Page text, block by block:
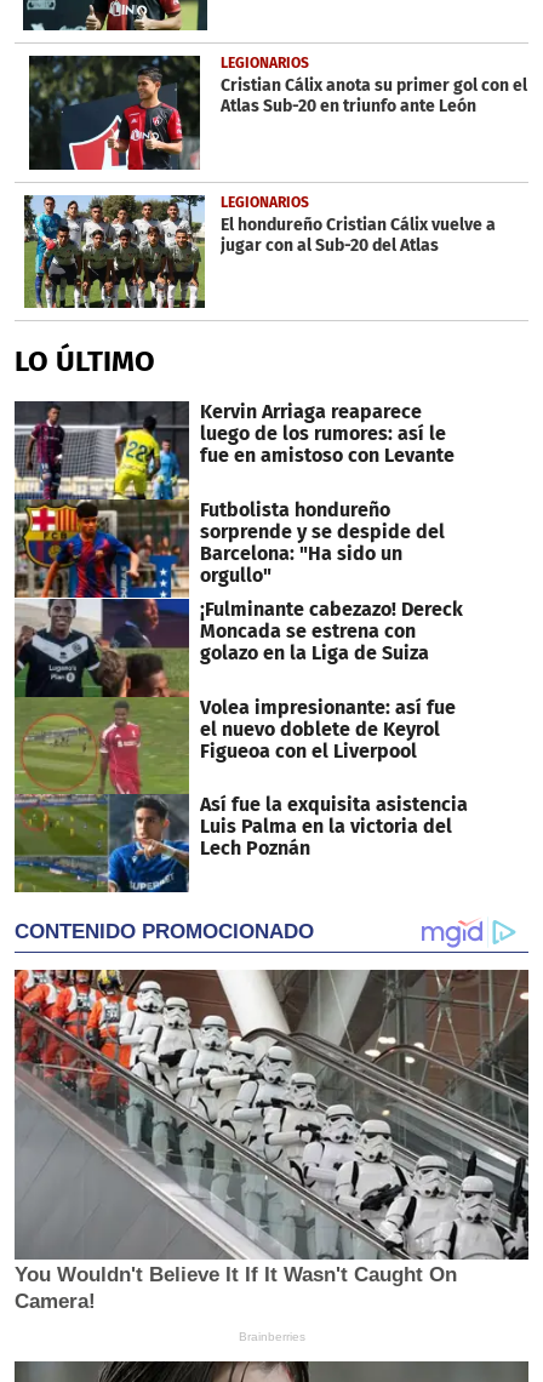
LEGIONARIOS
Cristian Cálix anota su primer gol con el
Atlas Sub-20 en triunfo ante León
LEGIONARIOS
El hondureño Cristian Cálix vuelve a
jugar con al Sub-20 del Atlas
LO ÚLTIMO
Kervin Arriaga reaparece
luego de los rumores: así le
fue en amistoso con Levante
Futbolista hondureño
sorprende y se despide del
Barcelona: "Ha sido un
orgullo"
¡Fulminante cabezazo! Dereck
Moncada se estrena con
golazo en la Liga de Suiza
Volea impresionante: así fue
el nuevo doblete de Keyrol
Figueoa con el Liverpool
Así fue la exquisita asistencia
Luis Palma en la victoria del
Lech Poznán